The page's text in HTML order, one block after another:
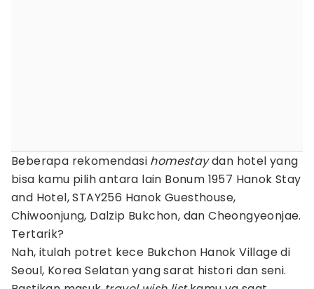
Beberapa rekomendasi homestaydan hotel yang
bisa kamu pilih antara lain Bonum 1957 Hanok Stay
and Hotel, STAY256 Hanok Guesthouse,
Chiwoonjung, Dalzip Bukchon, dan Cheongyeonjae.
Tertarik?
Nah, itulah potret kece Bukchon Hanok Village di
Seoul, Korea Selatan yang sarat histori dan seni.